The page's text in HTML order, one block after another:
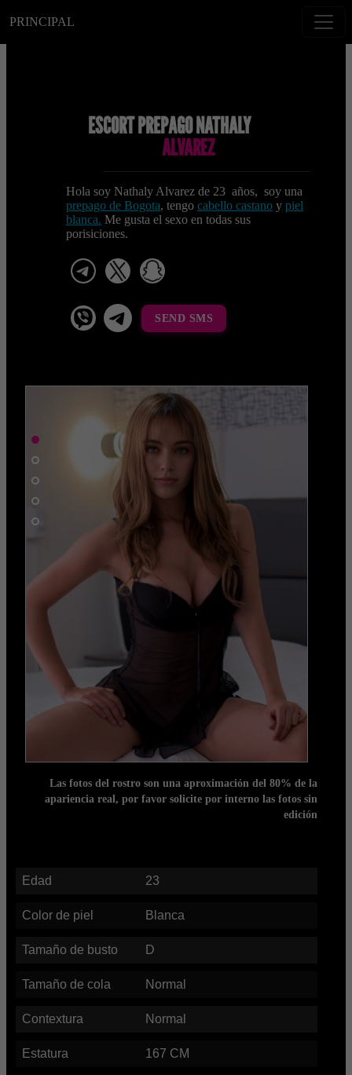
PRINCIPAL
ESCORT PREPAGO NATHALY
ALVAREZ
Hola soy Nathaly Alvarez de 23 años, soy una
prepago de Bogota, tengo cabello castano y piel
blanca. Me gusta el sexo en todas sus
porisiciones.
telegram
viber Telegram La Celestina
SEND SMS
Las fotos del rostro son una aproximación del 80% de la
apariencia real, por favor solicite por interno las fotos sin
edición
Edad 23
Color de piel Blanca
Tamaño de busto D
Tamaño de cola Normal
Contextura Normal
Estatura 167 CM